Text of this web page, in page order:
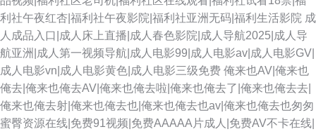
利社午夜红杏|福利社午夜影院|福利社亚洲无码|福利生活影院 成
人成品入口|成人床上直播|成人春色影院|成人导航2025|成人导
航亚洲|成人第一视频导航|成人电影99|成人电影av|成人电影GV|
成人电影vn|成人电影黄色|成人电影三级免费 俺来也AV|俺来也
俺去|俺来也俺去AV|俺来也俺去啦|俺来也俺去了|俺来也俺去去|
俺来也俺去射|俺来也俺去也|俺来也俺去也av|俺来也俺去也匆匆
蜜臀资源在线|免费91视频|免费AAAAA片成人|免费AV不卡在线|